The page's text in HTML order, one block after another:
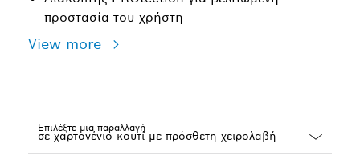
προστασία του χρήστη
View more
Επιλέξτε μια παραλλαγή